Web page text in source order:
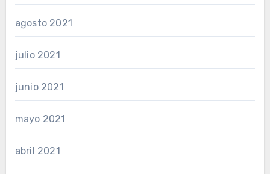
agosto 2021
julio 2021
junio 2021
mayo 2021
abril 2021